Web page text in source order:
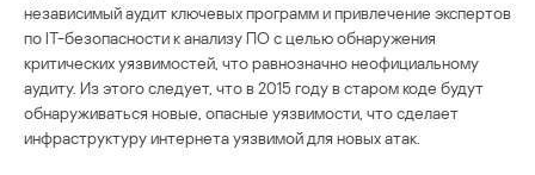
независимый аудит ключевых программ и привлечение экспертов
по IT-безопасности к анализу ПО с целью обнаружения
критических уязвимостей, что равнозначно неофициальному
аудиту. Из этого следует, что в 2015 году в старом коде будут
обнаруживаться новые, опасные уязвимости, что сделает
инфраструктуру интернета уязвимой для новых атак.